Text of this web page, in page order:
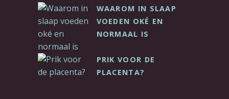
WAAROM IN SLAAP
VOEDEN OKÉ EN
NORMAAL IS
PRIK VOOR DE
PLACENTA?